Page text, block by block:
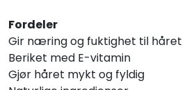
Fordeler
Gir næring og fuktighet til håret
Beriket med E-vitamin
Gjør håret mykt og fyldig